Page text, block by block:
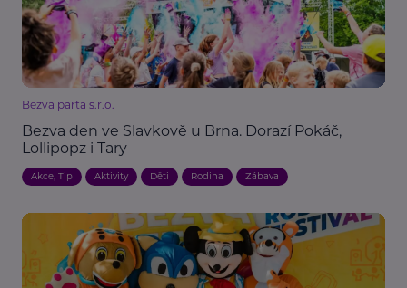
Bezva parta s.r.o.
Bezva den ve Slavkově u Brna. Dorazí Pokáč,
Lollipopz i Tary
Akce, Tip Aktivity Děti Rodina Zábava